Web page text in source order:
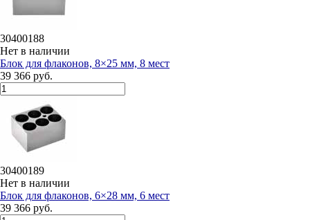
30400188
Нет в наличии
Блок для флаконов, 8×25 мм, 8 мест
39 366 руб.
30400189
Нет в наличии
Блок для флаконов, 6×28 мм, 6 мест
39 366 руб.